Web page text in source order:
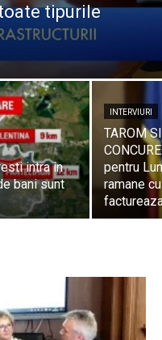
tipurile
intra in
bani sunt
INTERVIURI
TAROM
pentru
ramane